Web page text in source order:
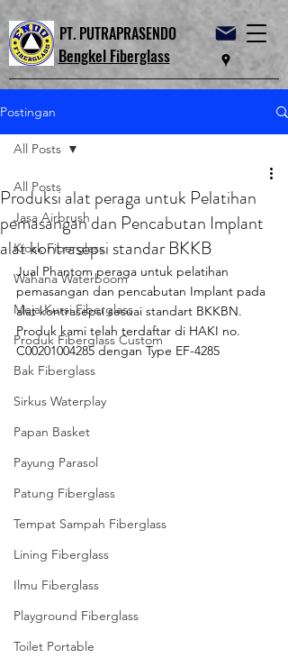
PT. PUTRAPRASENDO
Bengkel Fiberglass
Postingan
All Posts
Jasa Airbrush
Kiosk Fiberglass
Wahana Waterboom
Meja Kursi Fiberglass
Produk Fiberglass Custom
Bak Fiberglass
Sirkus Waterplay
Papan Basket
Payung Parasol
Patung Fiberglass
Tempat Sampah Fiberglass
Lining Fiberglass
Ilmu Fiberglass
Playground Fiberglass
Toilet Portable
All Posts
Produksi alat peraga untuk Pelatihan
pemasangan dan Pencabutan Implant
alat kontrasepsi standar BKKB
Jual Phantom peraga untuk pelatihan
pemasangan dan pencabutan Implant pada
alat kontrasepsi sesuai standart BKKBN.
Produk kami telah terdaftar di HAKI no.
C00201004285 dengan Type EF-4285